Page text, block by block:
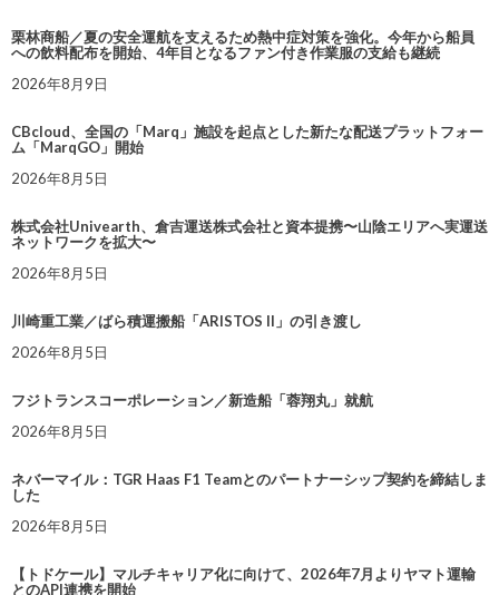
栗林商船／夏の安全運航を支えるため熱中症対策を強化。今年から船員
への飲料配布を開始、4年目となるファン付き作業服の支給も継続
2026年8月9日
CBcloud、全国の「Marq」施設を起点とした新たな配送プラットフォー
ム「MarqGO」開始
2026年8月5日
株式会社Univearth、倉吉運送株式会社と資本提携〜山陰エリアへ実運送
ネットワークを拡大〜
2026年8月5日
川崎重工業／ばら積運搬船「ARISTOS II」の引き渡し
2026年8月5日
フジトランスコーポレーション／新造船「蓉翔丸」就航
2026年8月5日
ネバーマイル：TGR Haas F1 Teamとのパートナーシップ契約を締結しま
した
2026年8月5日
【トドケール】マルチキャリア化に向けて、2026年7月よりヤマト運輸
とのAPI連携を開始